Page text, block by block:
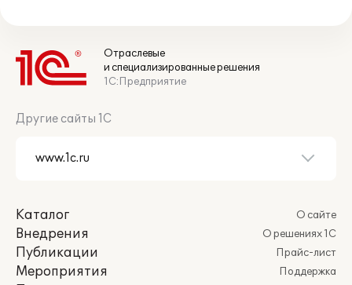
Отраслевые
и специализированные решения
1С:Предприятие
Другие сайты 1С
Каталог
Внедрения
Публикации
Мероприятия
О сайте
О решениях 1С
Прайс-лист
Поддержка